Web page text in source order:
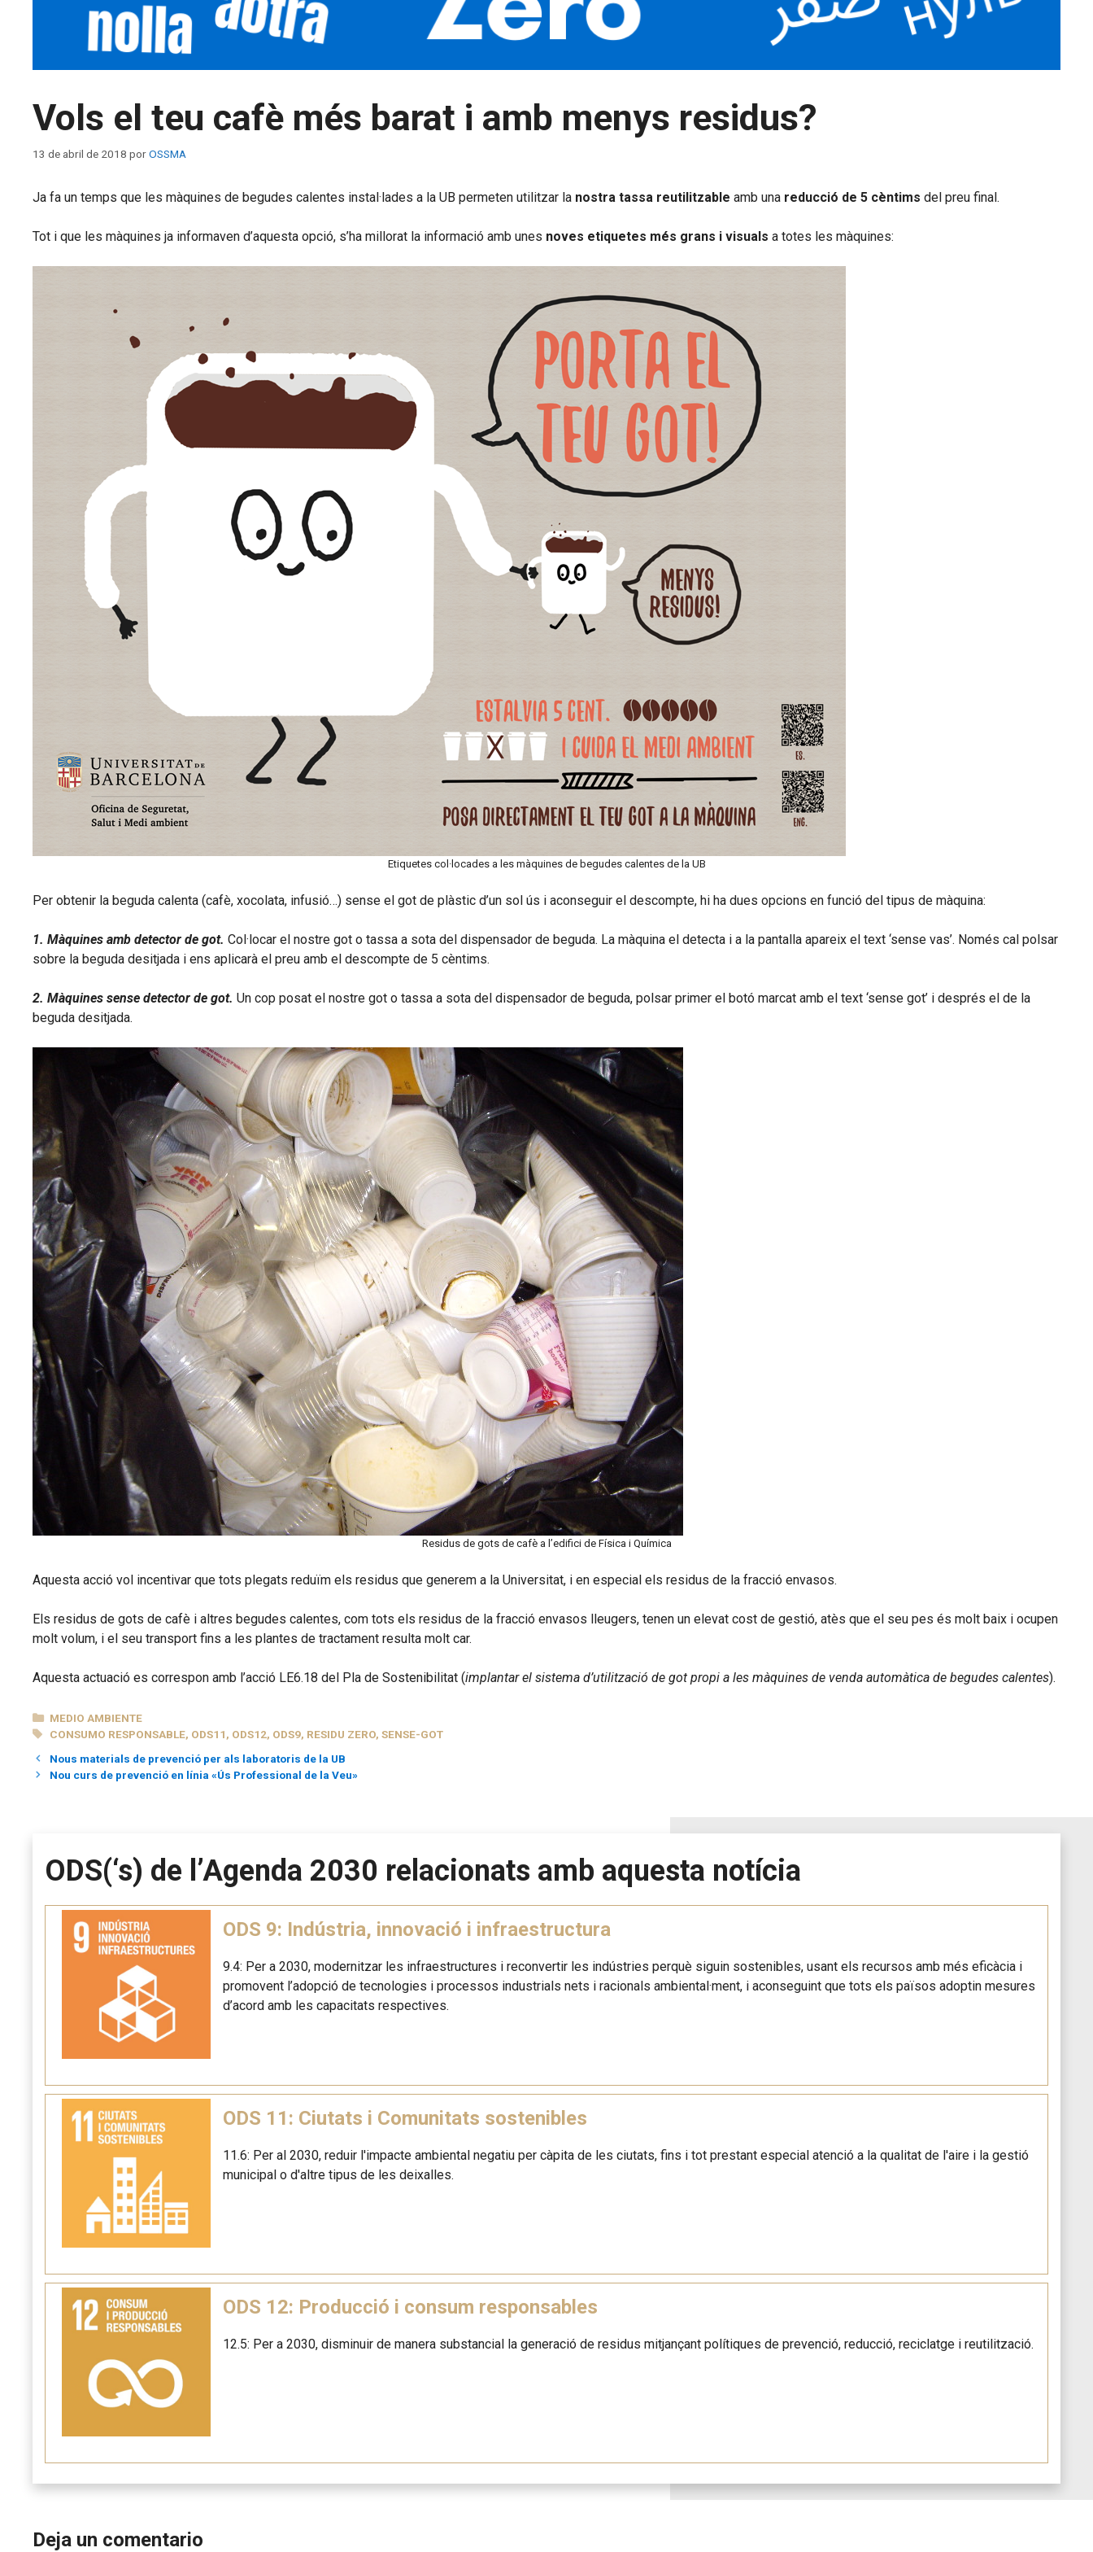
Vols el teu cafè més barat i amb menys residus?
13 de abril de 2018 porOSSMA
Ja fa un temps que les màquines de begudes calentes instal·lades a la UB permeten utilitzar la nostra tassa reutilitzable amb una reducció de 5 cèntims del preu final.
Tot i que les màquines ja informaven d’aquesta opció, s’ha millorat la informació amb unes noves etiquetes més grans i visuals a totes les màquines:
Etiquetes col·locades a les màquines de begudes calentes de la UB
Per obtenir la beguda calenta (cafè, xocolata, infusió…) sense el got de plàstic d’un sol ús i aconseguir el descompte, hi ha dues opcions en funció del tipus de màquina:
1. Màquines amb detector de got. Col·locar el nostre got o tassa a sota del dispensador de beguda. La màquina el detecta i a la pantalla apareix el text ‘sense vas’. Només cal polsar
sobre la beguda desitjada i ens aplicarà el preu amb el descompte de 5 cèntims.
2. Màquines sense detector de got. Un cop posat el nostre got o tassa a sota del dispensador de beguda, polsar primer el botó marcat amb el text ‘sense got’ i després el de la
beguda desitjada.
Residus de gots de cafè a l’edifici de Física i Química
Aquesta acció vol incentivar que tots plegats reduïm els residus que generem a la Universitat, i en especial els residus de la fracció envasos.
Els residus de gots de cafè i altres begudes calentes, com tots els residus de la fracció envasos lleugers, tenen un elevat cost de gestió, atès que el seu pes és molt baix i ocupen
molt volum, i el seu transport fins a les plantes de tractament resulta molt car.
Aquesta actuació es correspon amb l’acció LE6.18 del Pla de Sostenibilitat (implantar el sistema d’utilització de got propi a les màquines de venda automàtica de begudes calentes).
CATEGORÍAS
MEDIO AMBIENTE
ETIQUETAS
CONSUMO RESPONSABLE, ODS11, ODS12, ODS9, RESIDU ZERO,SENSE-GOT
Nous materials de prevenció per als laboratoris de la UB
Nou curs de prevenció en línia «Ús Professional de la Veu»
ODS(‘s) de l’Agenda 2030 relacionats amb aquesta notícia
ODS 9: Indústria, innovació i infraestructura
9.4: Per a 2030, modernitzar les infraestructures i reconvertir les indústries perquè siguin sostenibles, usant els recursos amb més eficàcia i
promovent l’adopció de tecnologies i processos industrials nets i racionals ambiental·ment, i aconseguint que tots els països adoptin mesures
d’acord amb les capacitats respectives.
ODS 11: Ciutats i Comunitats sostenibles
11.6: Per al 2030, reduir l'impacte ambiental negatiu per càpita de les ciutats, fins i tot prestant especial atenció a la qualitat de l'aire i la gestió
municipal o d'altre tipus de les deixalles.
ODS 12: Producció i consum responsables
12.5: Per a 2030, disminuir de manera substancial la generació de residus mitjançant polítiques de prevenció, reducció, reciclatge i reutilització.
Deja un comentario